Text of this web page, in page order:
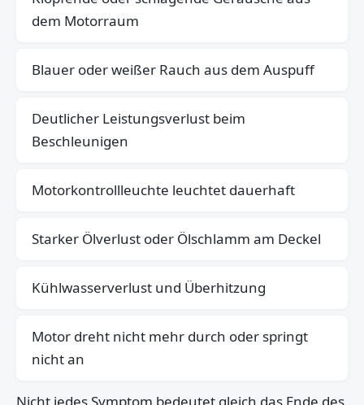
dem Motorraum
Blauer oder weißer Rauch aus dem Auspuff
Deutlicher Leistungsverlust beim
Beschleunigen
Motorkontrollleuchte leuchtet dauerhaft
Starker Ölverlust oder Ölschlamm am Deckel
Kühlwasserverlust und Überhitzung
Motor dreht nicht mehr durch oder springt
nicht an